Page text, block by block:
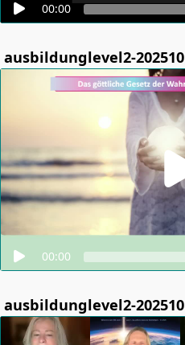
00:00
ausbildunglevel2-202510
00:00
ausbildunglevel2-202510